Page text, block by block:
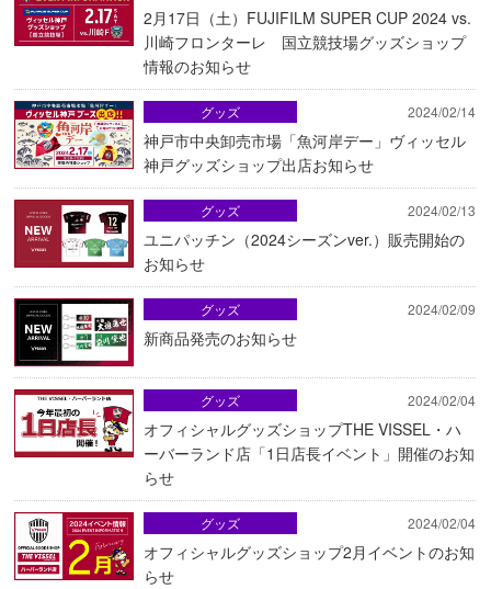
2月17日（土）FUJIFILM SUPER CUP 2024 vs.
川崎フロンターレ 国立競技場グッズショップ
情報のお知らせ
2024/02/14
神戸市中央卸売市場「魚河岸デー」ヴィッセル
神戸グッズショップ出店お知らせ
グッズ
2024/02/13
ユニパッチン（2024シーズンver.）販売開始の
お知らせ
グッズ
2024/02/09
新商品発売のお知らせ
グッズ
2024/02/04
オフィシャルグッズショップTHE VISSEL・ハ
ーバーランド店「1日店長イベント」開催のお知
らせ
グッズ
2024/02/04
オフィシャルグッズショップ2月イベントのお知
らせ
グッズ